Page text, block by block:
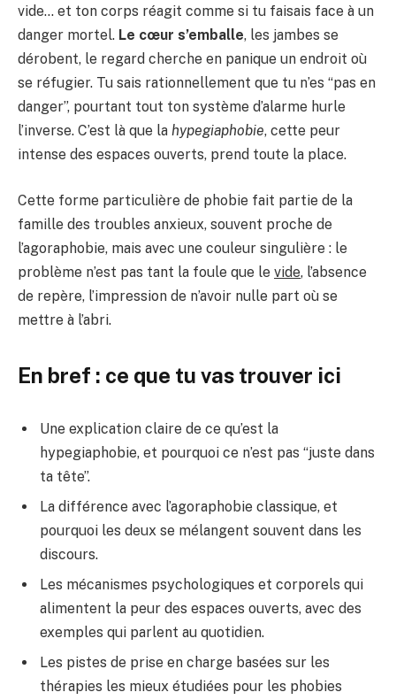
vide… et ton corps réagit comme si tu faisais face à un
danger mortel. Le cœur s’emballe, les jambes se
dérobent, le regard cherche en panique un endroit où
se réfugier. Tu sais rationnellement que tu n’es “pas en
danger”, pourtant tout ton système d’alarme hurle
l’inverse. C’est là que la hypegiaphobie, cette peur
intense des espaces ouverts, prend toute la place.
Cette forme particulière de phobie fait partie de la
famille des troubles anxieux, souvent proche de
l’agoraphobie, mais avec une couleur singulière : le
problème n’est pas tant la foule que le vide, l’absence
de repère, l’impression de n’avoir nulle part où se
mettre à l’abri.
En bref : ce que tu vas trouver ici
Une explication claire de ce qu’est la
hypegiaphobie, et pourquoi ce n’est pas “juste dans
ta tête”.
La différence avec l’agoraphobie classique, et
pourquoi les deux se mélangent souvent dans les
discours.
Les mécanismes psychologiques et corporels qui
alimentent la peur des espaces ouverts, avec des
exemples qui parlent au quotidien.
Les pistes de prise en charge basées sur les
thérapies les mieux étudiées pour les phobies